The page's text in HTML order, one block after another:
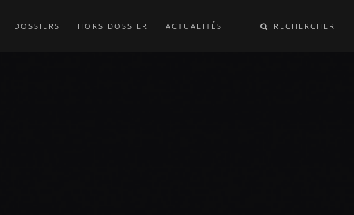
DOSSIERS HORS DOSSIER ACTUALITÉS _RECHERCHER